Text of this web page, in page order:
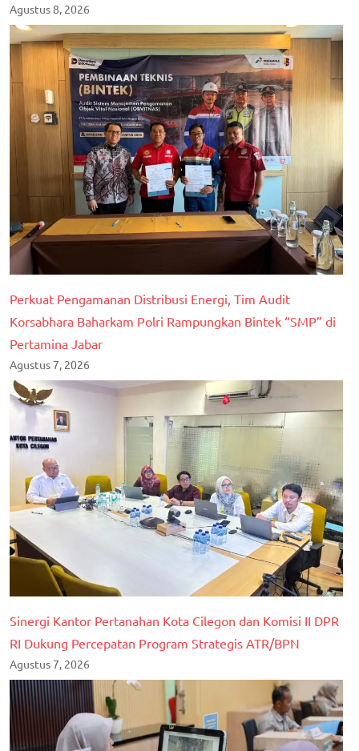
Agustus 8, 2026
Perkuat Pengamanan Distribusi Energi, Tim Audit
Korsabhara Baharkam Polri Rampungkan Bintek “SMP” di
Pertamina Jabar
Agustus 7, 2026
Sinergi Kantor Pertanahan Kota Cilegon dan Komisi II DPR
RI Dukung Percepatan Program Strategis ATR/BPN
Agustus 7, 2026